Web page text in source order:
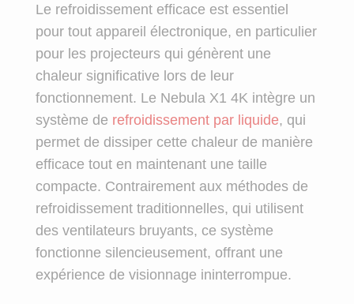
Le refroidissement efficace est essentiel
pour tout appareil électronique, en particulier
pour les projecteurs qui génèrent une
chaleur significative lors de leur
fonctionnement. Le Nebula X1 4K intègre un
système de refroidissement par liquide, qui
permet de dissiper cette chaleur de manière
efficace tout en maintenant une taille
compacte. Contrairement aux méthodes de
refroidissement traditionnelles, qui utilisent
des ventilateurs bruyants, ce système
fonctionne silencieusement, offrant une
expérience de visionnage ininterrompue.